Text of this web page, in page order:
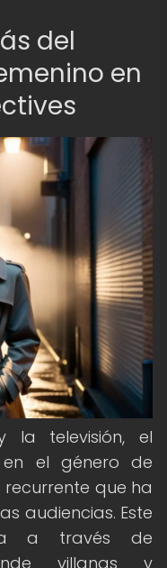
del
en
la televisión, el
en el género de
que ha
audiencias. Este
a través de
villanas y